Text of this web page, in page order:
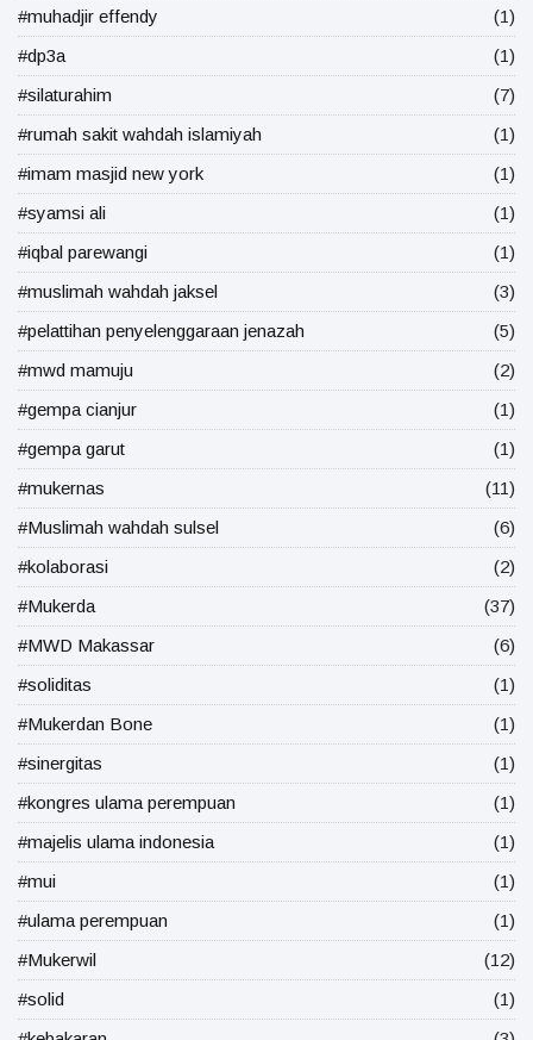
#muhadjir effendy
(1)
#dp3a
(1)
#silaturahim
(7)
#rumah sakit wahdah islamiyah
(1)
#imam masjid new york
(1)
#syamsi ali
(1)
#iqbal parewangi
(1)
#muslimah wahdah jaksel
(3)
#pelattihan penyelenggaraan jenazah
(5)
#mwd mamuju
(2)
#gempa cianjur
(1)
#gempa garut
(1)
#mukernas
(11)
#Muslimah wahdah sulsel
(6)
#kolaborasi
(2)
#Mukerda
(37)
#MWD Makassar
(6)
#soliditas
(1)
#Mukerdan Bone
(1)
#sinergitas
(1)
#kongres ulama perempuan
(1)
#majelis ulama indonesia
(1)
#mui
(1)
#ulama perempuan
(1)
#Mukerwil
(12)
#solid
(1)